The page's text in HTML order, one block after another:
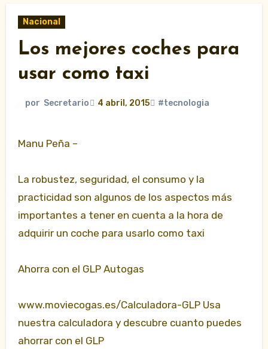
Nacional
Los mejores coches para
usar como taxi
por Secretario 4 abril, 2015 #tecnologia
Manu Peña –
La robustez, seguridad, el consumo y la
practicidad son algunos de los aspectos más
importantes a tener en cuenta a la hora de
adquirir un coche para usarlo como taxi
Ahorra con el GLP Autogas
www.moviecogas.es/Calculadora-GLP Usa
nuestra calculadora y descubre cuanto puedes
ahorrar con el GLP